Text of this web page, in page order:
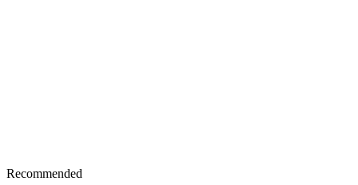
Recommended